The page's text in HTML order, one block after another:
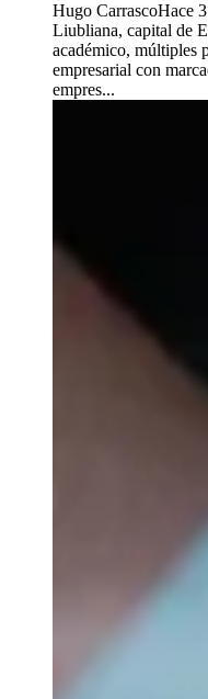
Hugo CarrascoHace
Liubliana, capital de
académico, múltiples
empresarial con
empres...